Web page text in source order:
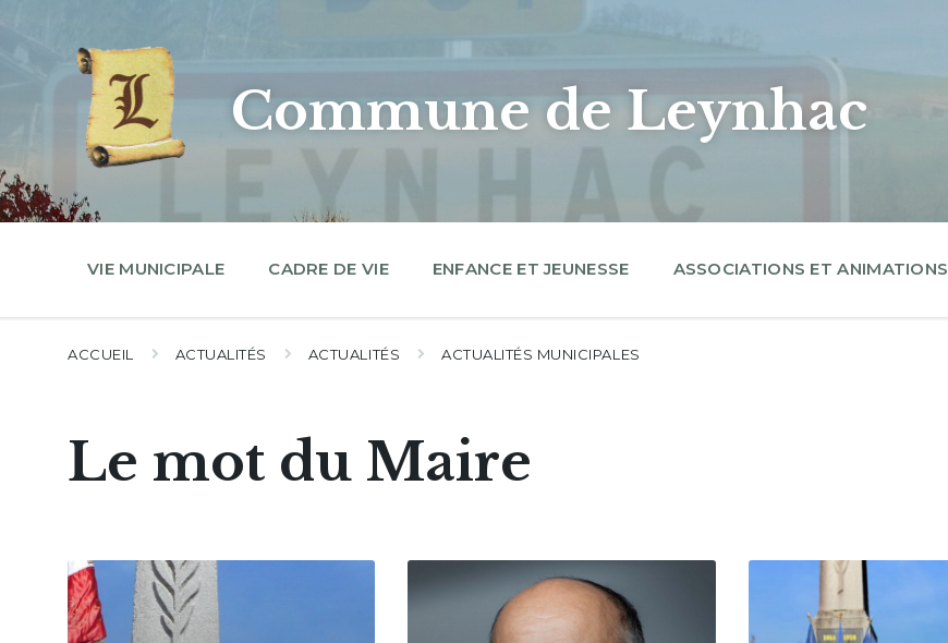
navigation
Commune de Leynhac
VIE MUNICIPALE CADRE DE VIE ENFANCE ET JEUNESSE ASSOCIATIONS ET ANIMATIONS
ACCUEIL ACTUALITÉS ACTUALITÉS ACTUALITÉS MUNICIPALES
Le mot du Maire
Read
More
Read
More
Read